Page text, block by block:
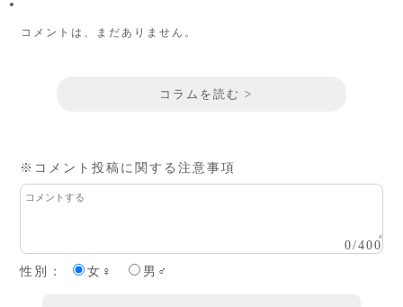
コメントは、まだありません。
コラムを読む >
※コメント投稿に関する注意事項
0/400
性別：
女♀ 男♂